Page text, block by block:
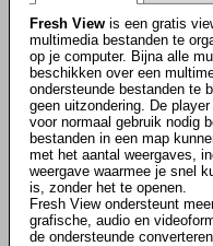
Fresh View is een gratis
multimedia bestanden te
op je computer. Bijna alle
beschikken over een
ondersteunde bestanden te
geen uitzondering. De
voor normaal gebruik nodig
bestanden in een map
met het aantal weergaves,
weergave waarmee je snel
is, zonder het te openen.
Fresh View ondersteunt
grafische, audio en
de ondersteunde